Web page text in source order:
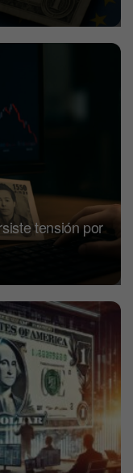
tensión por